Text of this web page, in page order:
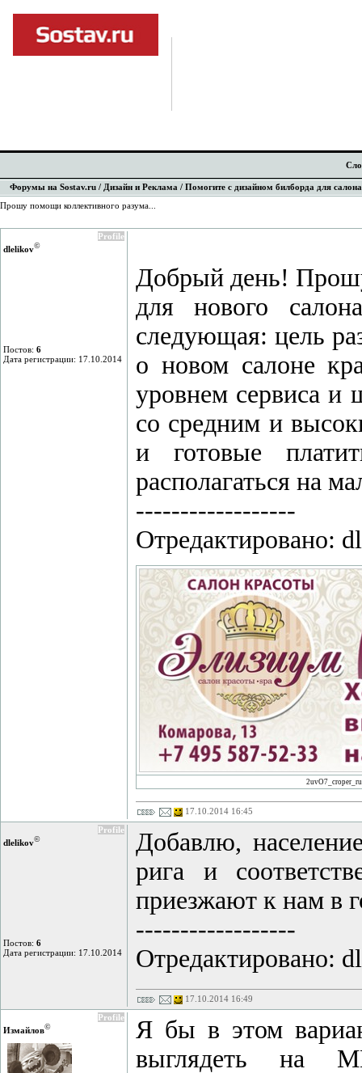
Форумы на Sostav.ru / Дизайн и Реклама / Помогите с дизайном билборда для
Прошу помощи коллективного разума...
Profile
dlelikov©
Постов: 6
Дата регистрации: 17.10.2014
Добрый день!
для нового
следующая: цель
о новом салоне
уровнем сервиса
со средним и
и готовые
располагаться на
------------------
Отредактировано:
17.10.2014 16:45
Profile
dlelikov©
Постов: 6
Дата регистрации: 17.10.2014
Добавлю,
рига и
приезжают к нам в
------------------
Отредактировано:
17.10.2014 16:49
Profile
Измайлов©
Я бы в этом
выглядеть на